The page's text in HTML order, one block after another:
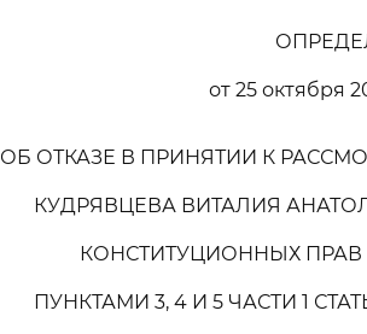
от 25 октября
ОБ ОТКАЗЕ В ПРИНЯТИИ К
КУДРЯВЦЕВА ВИТАЛИЯ
КОНСТИТУЦИОННЫХ ПРАВ
ПУНКТАМИ 3, 4 И 5 ЧАСТИ 1